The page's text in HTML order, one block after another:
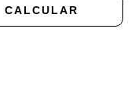
CALCULAR